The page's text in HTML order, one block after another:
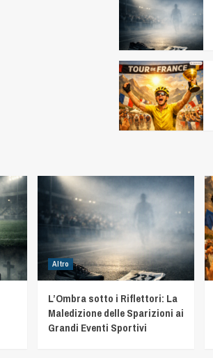
Altro
L’Ombra sotto i Riflettori: La
Maledizione delle Sparizioni ai
Grandi Eventi Sportivi